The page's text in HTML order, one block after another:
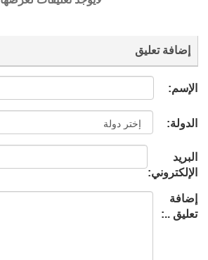
إضافة تعليق
الإسم:
الدولة:
البريد
الإلكتروني:
إضافة
تعليق ..: